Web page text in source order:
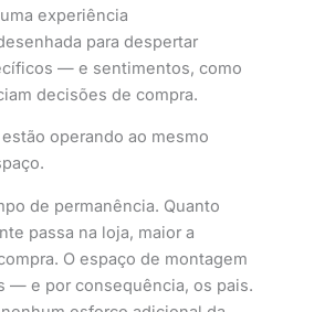
experiência
para despertar
— e sentimentos, como
decisões de compra.
operando ao mesmo
de permanência. Quanto
passa na loja, maior a
O espaço de montagem
— e por consequência, os pais.